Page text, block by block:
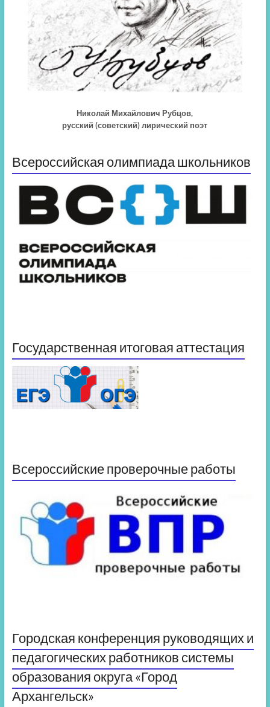
Николай Михайлович Рубцов,
русский (советский) лирический поэт
Всероссийская олимпиада школьников
Государственная итоговая аттестация
Всероссийские проверочные работы
Городская конференция руководящих и
педагогических работников системы
образования округа «Город
Архангельск»